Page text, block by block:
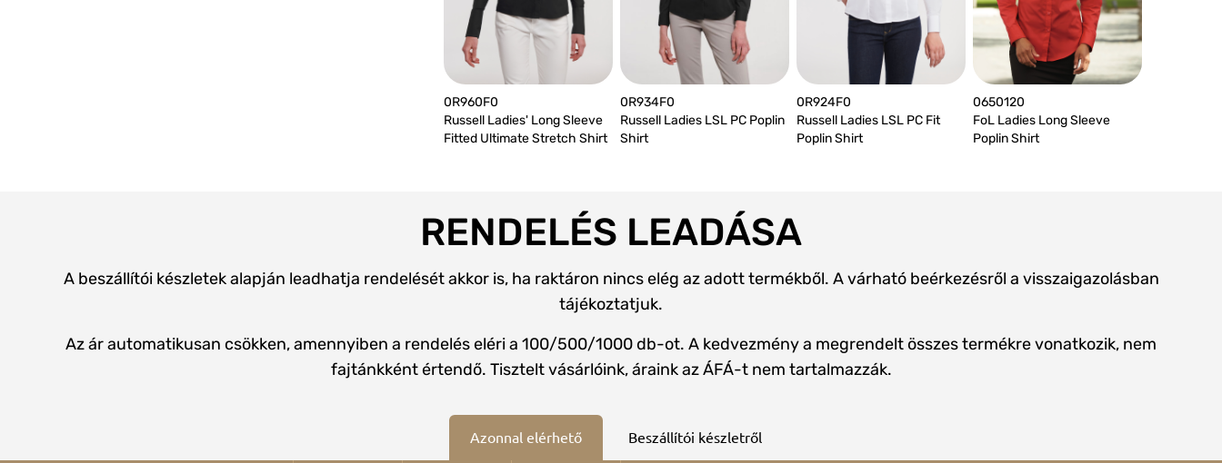
0R960F0
Russell Ladies' Long Sleeve
Fitted Ultimate Stretch Shirt
0R934F0
Russell Ladies LSL PC Poplin
Shirt
0R924F0
Russell Ladies LSL PC Fit
Poplin Shirt
0650120
FoL Ladies Long Sleeve
Poplin Shirt
RENDELÉS LEADÁSA
A beszállítói készletek alapján leadhatja rendelését akkor is, ha raktáron nincs elég az adott termékből. A várható beérkezésről a visszaigazolásban
tájékoztatjuk.
Az ár automatikusan csökken, amennyiben a rendelés eléri a 100/500/1000 db-ot. A kedvezmény a megrendelt összes termékre vonatkozik, nem
fajtánkként értendő. Tisztelt vásárlóink, áraink az ÁFÁ-t nem tartalmazzák.
Azonnal elérhető Beszállítói készletről